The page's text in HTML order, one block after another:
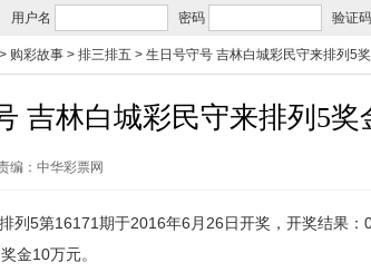
用户名 密码 验证码
购彩故事 > 排三排五 > 生日号守号 吉林白城彩民守来排列5
吉林白城彩民守来排列5奖
编：中华彩票网
5第16171期于2016年6月26日开奖，开奖结果：
金10万元。